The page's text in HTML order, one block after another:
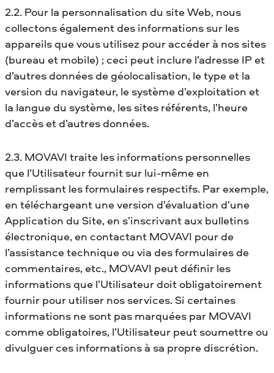
2.2. Pour la personnalisation du site Web, nous
collectons également des informations sur les
appareils que vous utilisez pour accéder à nos sites
(bureau et mobile) ; ceci peut inclure l’adresse IP et
d’autres données de géolocalisation, le type et la
version du navigateur, le système d’exploitation et
la langue du système, les sites référents, l’heure
d’accès et d’autres données.
2.3. MOVAVI traite les informations personnelles
que l’Utilisateur fournit sur lui-même en
remplissant les formulaires respectifs. Par exemple,
en téléchargeant une version d’évaluation d’une
Application du Site, en s’inscrivant aux bulletins
électronique, en contactant MOVAVI pour de
l’assistance technique ou via des formulaires de
commentaires, etc., MOVAVI peut définir les
informations que l’Utilisateur doit obligatoirement
fournir pour utiliser nos services. Si certaines
informations ne sont pas marquées par MOVAVI
comme obligatoires, l’Utilisateur peut soumettre ou
divulguer ces informations à sa propre discrétion.